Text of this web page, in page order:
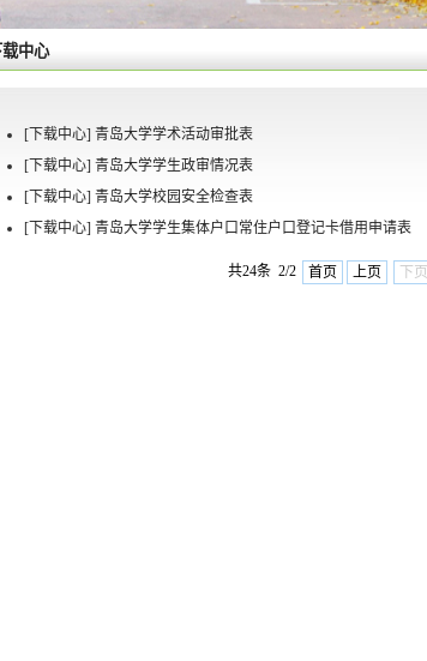
中心
[下载中心] 青岛大学学术活动审批表
[下载中心] 青岛大学学生政审情况表
[下载中心] 青岛大学校园安全检查表
[下载中心] 青岛大学学生集体户口常住户口登记卡借用申请表
共24条 2/2 首页 上页 下页